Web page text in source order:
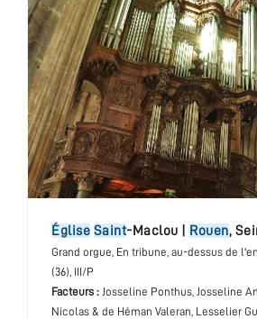
église Saint-Maclou Rouen,
Grand orgue, En tribune, au-dessus de
(36), III/P
Facteurs : Josseline Ponthus, Josseline
Nicolas & de Héman Valeran, Lesselier